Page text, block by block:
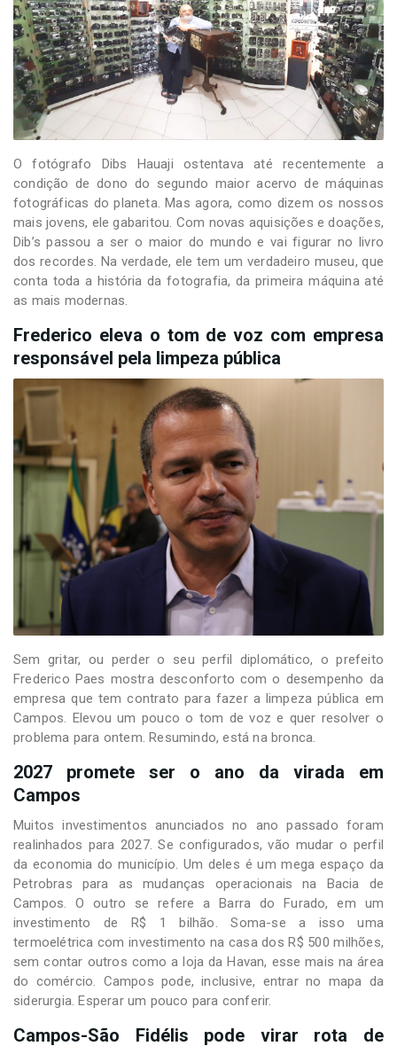
O fotógrafo Dibs Hauaji ostentava até recentemente a
condição de dono do segundo maior acervo de máquinas
fotográficas do planeta. Mas agora, como dizem os nossos
mais jovens, ele gabaritou. Com novas aquisições e doações,
Dib’s passou a ser o maior do mundo e vai figurar no livro
dos recordes. Na verdade, ele tem um verdadeiro museu, que
conta toda a história da fotografia, da primeira máquina até
as mais modernas.
Frederico eleva o tom de voz com empresa
responsável pela limpeza pública
Sem gritar, ou perder o seu perfil diplomático, o prefeito
Frederico Paes mostra desconforto com o desempenho da
empresa que tem contrato para fazer a limpeza pública em
Campos. Elevou um pouco o tom de voz e quer resolver o
problema para ontem. Resumindo, está na bronca.
2027 promete ser o ano da virada em
Campos
Muitos investimentos anunciados no ano passado foram
realinhados para 2027. Se configurados, vão mudar o perfil
da economia do município. Um deles é um mega espaço da
Petrobras para as mudanças operacionais na Bacia de
Campos. O outro se refere a Barra do Furado, em um
investimento de R$ 1 bilhão. Soma-se a isso uma
termoelétrica com investimento na casa dos R$ 500 milhões,
sem contar outros como a loja da Havan, esse mais na área
do comércio. Campos pode, inclusive, entrar no mapa da
siderurgia. Esperar um pouco para conferir.
Campos-São Fidélis pode virar rota de